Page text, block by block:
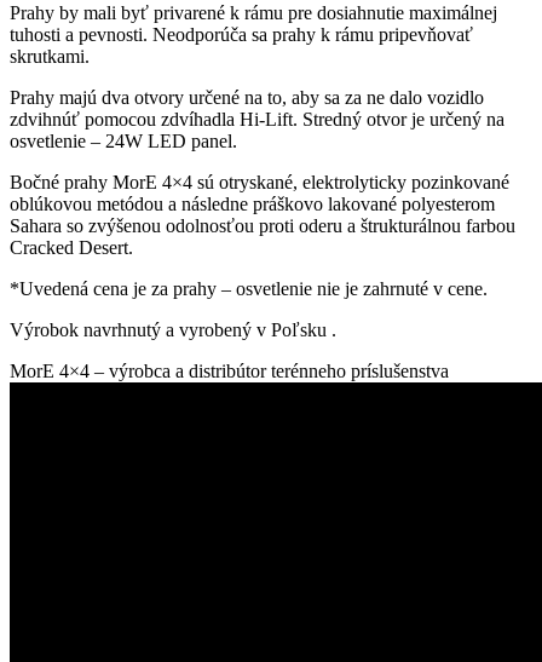
Prahy by mali byť privarené k rámu pre dosiahnutie maximálnej
tuhosti a pevnosti. Neodporúča sa prahy k rámu pripevňovať
skrutkami.
Prahy majú dva otvory určené na to, aby sa za ne dalo vozidlo
zdvihnúť pomocou zdvíhadla Hi-Lift. Stredný otvor je určený na
osvetlenie – 24W LED panel.
Bočné prahy MorE 4×4 sú otryskané, elektrolyticky pozinkované
oblúkovou metódou a následne práškovo lakované polyesterom
Sahara so zvýšenou odolnosťou proti oderu a štrukturálnou farbou
Cracked Desert.
*Uvedená cena je za prahy – osvetlenie nie je zahrnuté v cene.
Výrobok navrhnutý a vyrobený v Poľsku .
MorE 4×4 – výrobca a distribútor terénneho príslušenstva